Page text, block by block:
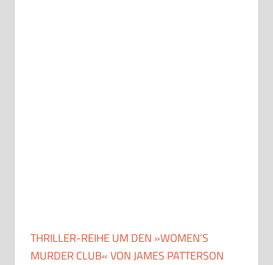
THRILLER-REIHE UM DEN »WOMEN’S
MURDER CLUB« VON JAMES PATTERSON